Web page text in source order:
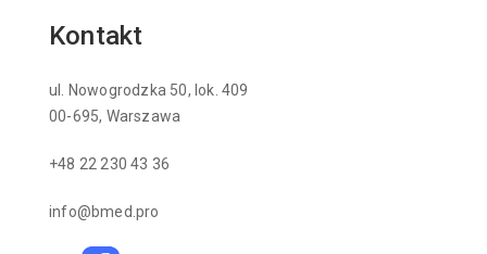
Kontakt
ul. Nowogrodzka 50, lok. 409
00-695, Warszawa
+48 22 230 43 36
info@bmed.pro